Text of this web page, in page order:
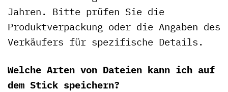
Jahren. Bitte prüfen Sie die
Produktverpackung oder die Angaben des
Verkäufers für spezifische Details.
Welche Arten von Dateien kann ich auf
dem Stick speichern?